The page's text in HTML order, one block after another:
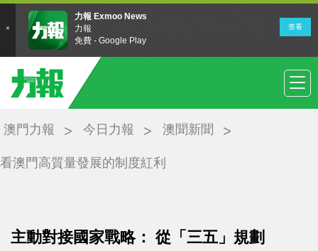
澳門力報 今日力報 澳聞新聞
看澳門高質量發展的制度紅利
主動對接國家戰略： 從「三五」規劃